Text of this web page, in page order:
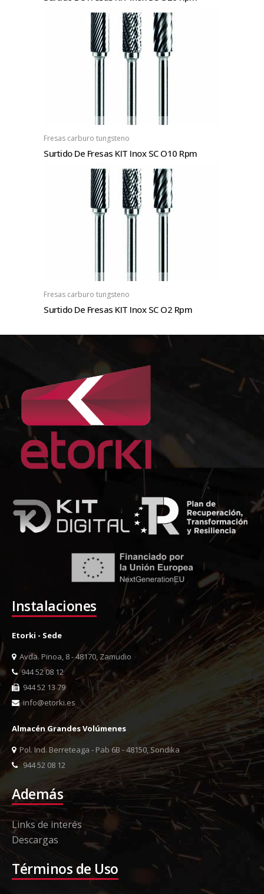
Fresas carburo tungsteno
Surtido De Fresas KIT Inox SC O10 Rpm
Fresas carburo tungsteno
Surtido De Fresas KIT Inox SC O2 Rpm
Instalaciones
Etorki - Sede
Avda. Pinoa, 8 - 48170, Zamudio
944 52 08 12
944 52 13 79
info@etorki.es
Almacén Grandes Volúmenes
Pol. Ind. Berreteaga - Pab 6B - 48150, Sondika
944 52 08 12
Además
Links de interés
Descargas
Términos de Uso